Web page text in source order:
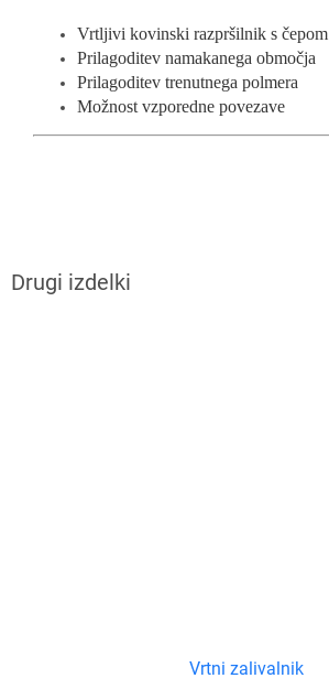
Vrtljivi kovinski razpršilnik s čepom
Prilagoditev namakanega območja
Prilagoditev trenutnega polmera
Možnost vzporedne povezave
Vrtni zalivalnik